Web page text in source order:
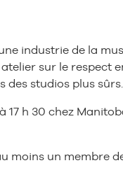
industrie de la
sur le respect
des studios plus sûrs.
h 30 chez
moins un membre